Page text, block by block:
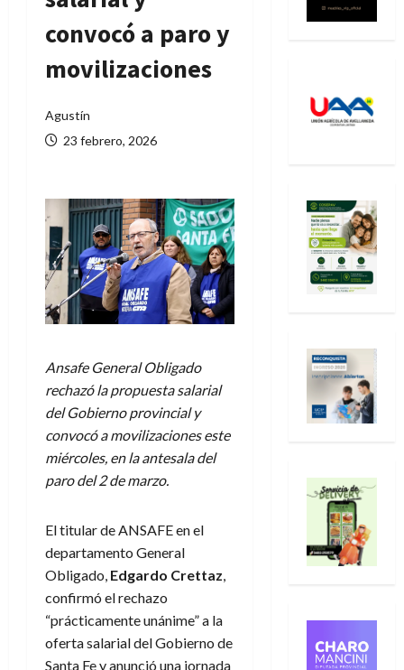
convocó a paro y
movilizaciones
Agustín
23 febrero, 2026
Ansafe General Obligado
rechazó la propuesta salarial
del Gobierno provincial y
convocó a movilizaciones este
miércoles, en la antesala del
paro del 2 de marzo.
El titular de ANSAFE en el
departamento General
Obligado, Edgardo Crettaz,
confirmó el rechazo
“prácticamente unánime” a la
oferta salarial del Gobierno de
Santa Fe y anunció una jornada